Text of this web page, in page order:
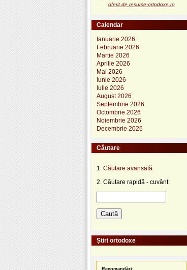
oferit de resurse-ortodoxe.ro
Calendar
Ianuarie 2026
Februarie 2026
Martie 2026
Aprilie 2026
Mai 2026
Iunie 2026
Iulie 2026
August 2026
Septembrie 2026
Octombrie 2026
Noiembrie 2026
Decembrie 2026
Căutare
1. Căutare avansată
2. Căutare rapidă - cuvânt:
Știri ortodoxe